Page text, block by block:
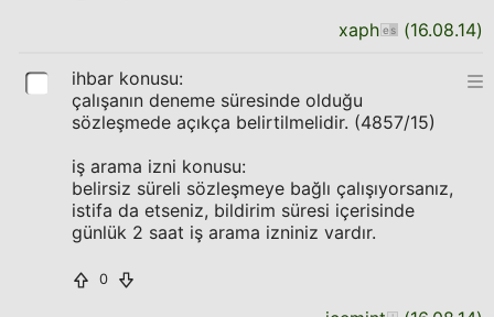
xaph (16.08.14)
ihbar konusu:
çalışanın deneme süresinde olduğu
sözleşmede açıkça belirtilmelidir. (4857/15)
iş arama izni konusu:
belirsiz süreli sözleşmeye bağlı çalışıyorsanız,
istifa da etseniz, bildirim süresi içerisinde
günlük 2 saat iş arama izniniz vardır.
0